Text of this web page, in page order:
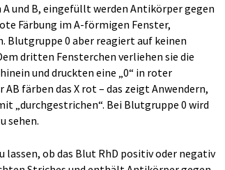
und B, eingefüllt werden Antikörper gegen
Färbung im A-förmigen Fenster,
Blutgruppe 0 aber reagiert auf keinen
dritten Fensterchen verliehen sie die
und druckten eine „0“ in roter
färben das X rot – das zeigt Anwendern,
„durchgestrichen“. Bei Blutgruppe 0 wird
sehen.
lassen, ob das Blut RhD positiv oder negativ